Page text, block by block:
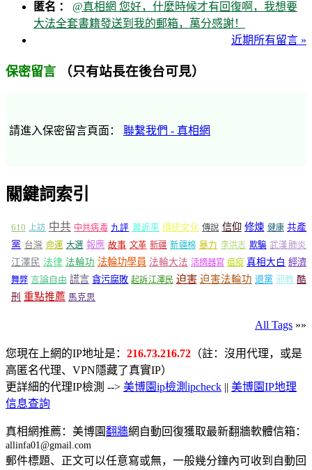
匿名 ： @真相網 您好，什麼時候才有回復啊，我想要
大法全套書籍發送到我的郵箱，萬分感謝！
近期所有留言 »
保密留言 （只有站長在後台可見）
請進入保密留言頁面： 聯繫我們 - 真相網
關鍵詞索引
610 上訪 中共 中共病毒 九評 習近平 傳統文化 傳說 信仰 修煉 健康 共產
黨 台灣 命運 大選 報應 故事 文革 新疆 新疆棉 暴力 李洪志 欺騙 武漢肺炎
江澤民 法律 法輪功 法輪功學員 法輪大法 活摘器官 瘟疫 真相大白 經濟
舞弊 言論自由 謊言 貪污腐敗 起訴江澤民 迫害 迫害法輪功 退黨 邪教 酷
刑 重點推薦 馬克思
All Tags »»
您現在上網的IP地址是： 216.73.216.72 （註：沒用代理，或是
高匿名代理、VPN隱藏了真實IP）
更詳細的代理IP檢測 --> 美博園ip檢測ipcheck || 美博園IP地理
信息查詢
真相網推薦：美博園翻牆網自動回復獲取最新翻牆軟體信箱：
allinfa01@gmail.com
郵件標題、正文可以任意寫或無，一般幾分鐘內可收到自動回